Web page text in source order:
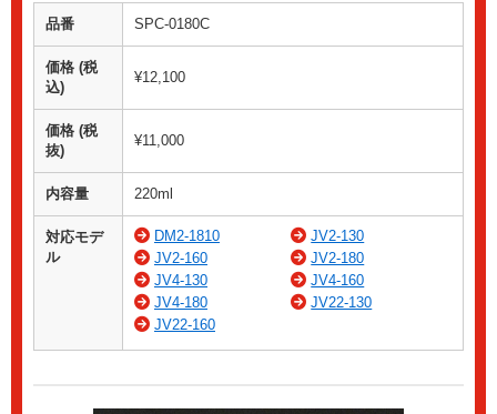
品番 SPC-0180C
価格 (税
込)
¥12,100
価格 (税
抜)
¥11,000
内容量 220ml
対応モデ
ル
DM2-1810
JV2-130
JV2-160
JV2-180
JV4-130
JV4-160
JV4-180
JV22-130
JV22-160